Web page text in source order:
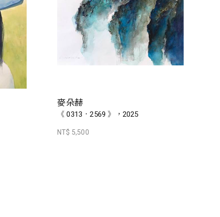
麥朵赫
《 0313．2569 》，2025
NT$ 5,500